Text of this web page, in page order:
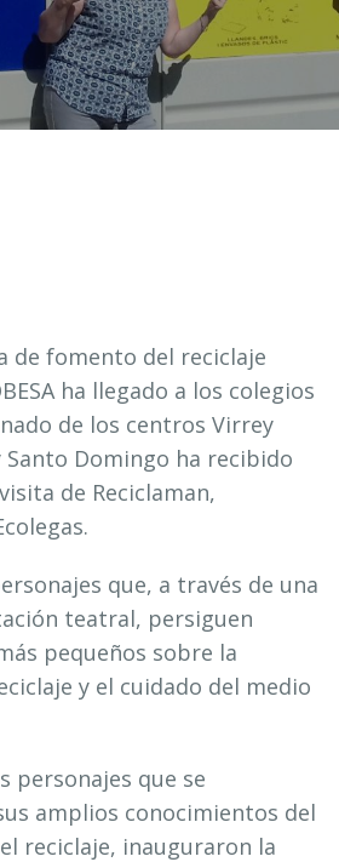
de fomento del reciclaje
ha llegado a los colegios
de los centros Virrey
Santo Domingo ha recibido
de Reciclaman,
que, a través de una
teatral, persiguen
pequeños sobre la
y el cuidado del medio
personajes que se
amplios conocimientos del
reciclaje, inauguraron la